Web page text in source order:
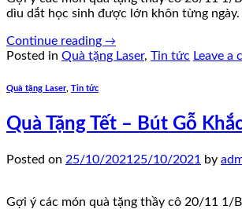
dìu dắt học sinh được lớn khôn từng
Continue reading →
Posted in Quà tặng Laser, Tin tức Leave a
Quà tặng Laser Tin tức
Quà Tặng Tết – Bút Gỗ
Posted on 25/10/2021 25/10/2021 by
Gợi ý các món quà tặng thầy cô 20/11 1/